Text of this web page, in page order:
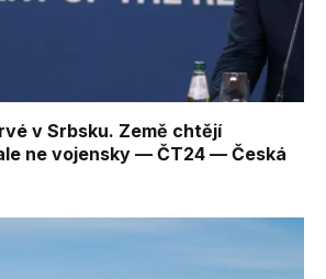
v Srbsku. Země chtějí
ne vojensky — ČT24 — Česká